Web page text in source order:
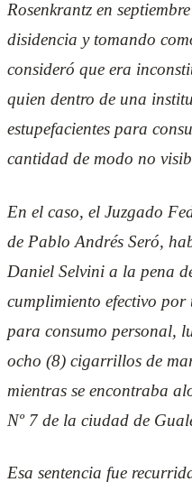
Rosenkrantz en
disidencia y tomando
consideró que era
quien dentro de una
estupefacientes para
cantidad de modo no
En el caso, el Juzgado
de Pablo Andrés Seró,
Daniel Selvini a la pena
cumplimiento efectivo por
para consumo personal,
ocho (8) cigarrillos de
mientras se encontraba
Nº 7 de la ciudad de
Esa sentencia fue